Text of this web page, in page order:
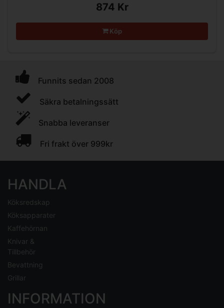
874 Kr
Köp
Funnits sedan 2008
Säkra betalningssätt
Snabba leveranser
Fri frakt över 999kr
HANDLA
Köksredskap
Köksapparater
Kaffehörnan
Knivar &
Tillbehör
Bevattning
Grillar
INFORMATION